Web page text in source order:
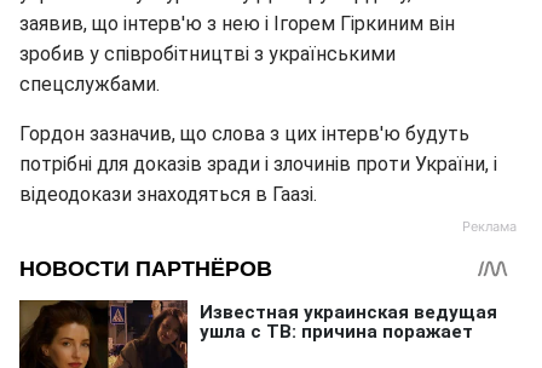
заявив, що інтерв'ю з нею і Ігорем Гіркиним він
зробив у співробітництві з українськими
спецслужбами.
Гордон зазначив, що слова з цих інтерв'ю будуть
потрібні для доказів зради і злочинів проти України, і
відеодокази знаходяться в Гаазі.